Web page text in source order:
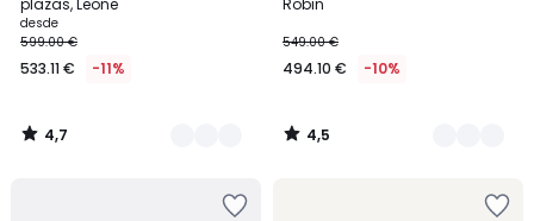
plazas, Leone
desde
599.00 €
533.11 € -11%
4,7
/
Robin
549.00 €
494.10 € -10%
4,5
/